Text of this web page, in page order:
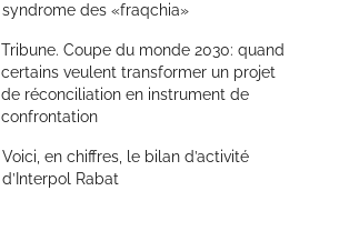
syndrome des «fraqchia»
Tribune. Coupe du monde 2030: quand
certains veulent transformer un projet
de réconciliation en instrument de
confrontation
Voici, en chiffres, le bilan d’activité
d’Interpol Rabat